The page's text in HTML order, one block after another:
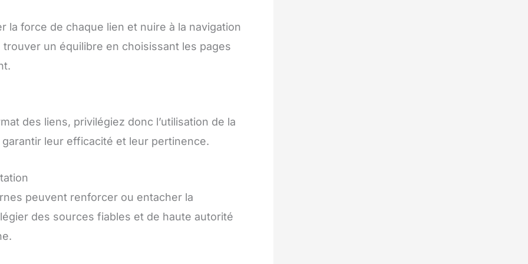
la force de chaque lien et nuire à la navigation
un équilibre en choisissant les pages
des liens, privilégiez donc l’utilisation de la
leur efficacité et leur pertinence.
peuvent renforcer ou entacher la
des sources fiables et de haute autorité